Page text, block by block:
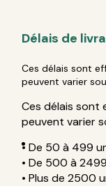
Délais de
Ces délais sont
peuvent varier
Ces délais sont
peuvent varier
• De 50 à 499
• De 500 à
• Plus de 2500